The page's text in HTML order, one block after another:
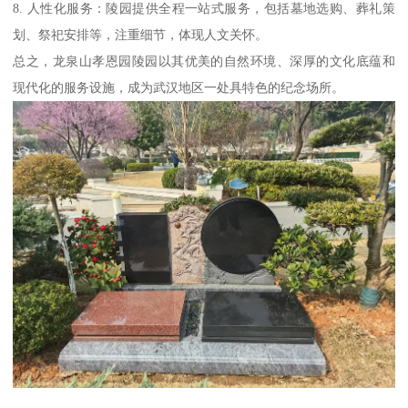
8. 人性化服务：陵园提供全程一站式服务，包括墓地选购、葬礼策
划、祭祀安排等，注重细节，体现人文关怀。
总之，龙泉山孝恩园陵园以其优美的自然环境、深厚的文化底蕴和
现代化的服务设施，成为武汉地区一处具特色的纪念场所。